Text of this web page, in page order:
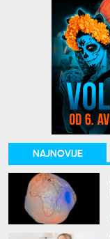
NAJNOVIJE